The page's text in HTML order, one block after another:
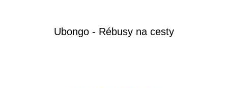
Ubongo - Rébusy na cesty